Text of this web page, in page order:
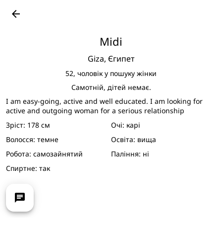
arrow_back
Midi
Giza, Єгипет
52, чоловік у пошуку жінки
Самотній, дітей немає.
I am easy-going, active and well educated. I am looking for
active and outgoing woman for a serious relationship
Зріст: 178 см Очі: карі
Волосся: темне Освіта: вища
Робота: самозайнятий Паління: ні
Спиртне: так
chat